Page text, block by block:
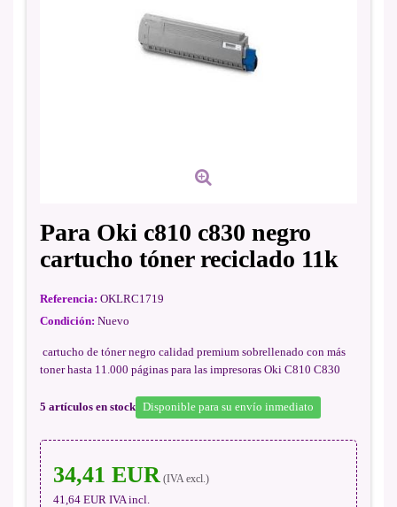
Para Oki c810 c830 negro
cartucho tóner reciclado 11k
Referencia: OKLRC1719
Condición: Nuevo
cartucho de tóner negro calidad premium sobrellenado con más
toner hasta 11.000 páginas para las impresoras Oki C810 C830
5 artículos en stock Disponible para su envío inmediato
34,41 EUR (IVA excl.)
41,64 EUR IVA incl.